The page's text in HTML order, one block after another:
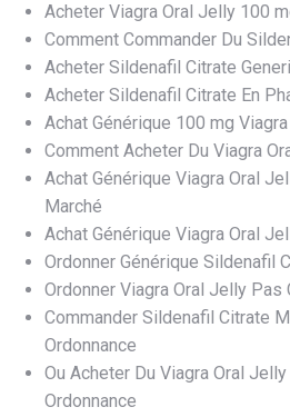
Acheter Viagra Oral Jelly 100
Comment Commander Du
Acheter Sildenafil Citrate
Acheter Sildenafil Citrate En
Achat Générique 100 mg
Comment Acheter Du Viagra
Achat Générique Viagra Oral
Marché
Achat Générique Viagra Oral
Ordonner Générique Sildenafil
Ordonner Viagra Oral Jelly Pas
Commander Sildenafil Citrate
Ordonnance
Ou Acheter Du Viagra Oral Jelly
Ordonnance